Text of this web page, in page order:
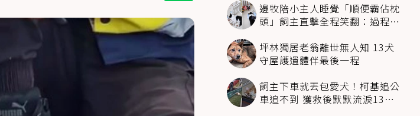
邊牧陪小主人睡覺「順便霸佔枕
頭」飼主直擊全程笑翻：過程絲
坪林獨居老翁離世無人知 13犬
守屋護遺體伴最後一程
飼主下車就丟包愛犬！柯基追公
車追不到 獲救後默默流淚13萬